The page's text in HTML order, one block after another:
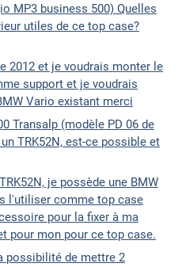
MP3 business 500) Quelles
utiles de ce top case?
2012 et je voudrais monter le
support et je voudrais
Vario existant merci
Transalp (modèle PD 06 de
TRK52N, est-ce possible et
je possède une BMW
l'utiliser comme top case
pour la fixer à ma
pour mon pour ce top case.
possibilité de mettre 2